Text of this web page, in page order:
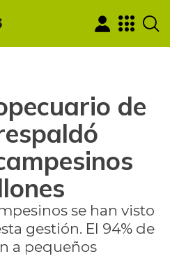
de
se han visto
gestión. El 94% de
a pequeños